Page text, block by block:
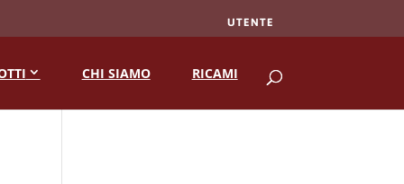
UTENTE
CHI SIAMO RICAMI